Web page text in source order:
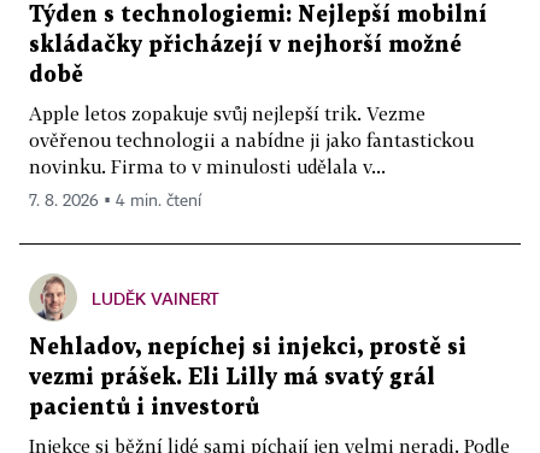
Týden s technologiemi: Nejlepší mobilní
skládačky přicházejí v nejhorší možné
době
Apple letos zopakuje svůj nejlepší trik. Vezme
ověřenou technologii a nabídne ji jako fantastickou
novinku. Firma to v minulosti udělala v...
7. 8. 2026 ▪ 4 min. čtení
LUDĚK VAINERT
Nehladov, nepíchej si injekci, prostě si
vezmi prášek. Eli Lilly má svatý grál
pacientů i investorů
Injekce si běžní lidé sami píchají jen velmi neradi. Podle